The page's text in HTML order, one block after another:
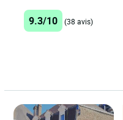
9.3/10 (38 avis)